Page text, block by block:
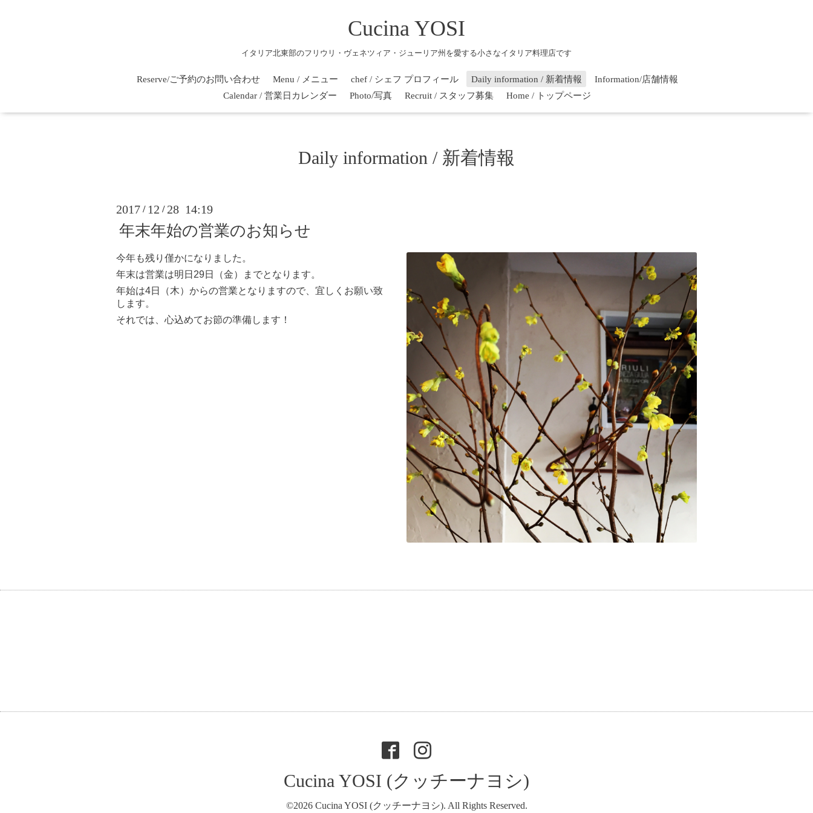
Cucina YOSI
イタリア北東部のフリウリ・ヴェネツィア・ジューリア州を愛する小さなイタリア料理店です
Reserve/ご予約のお問い合わせ Menu / メニュー chef / シェフ プロフィール Daily information / 新着情報
Information/店舗情報
Calendar / 営業日カレンダー
Photo/写真 Recruit / スタッフ募集 Home / トップページ
Daily information / 新着情報
2017 / 12 / 28 14:19
年末年始の営業のお知らせ
今年も残り僅かになりました。
年末は営業は明日29日（金）までとなります。
年始は4日（木）からの営業となりますので、宜しくお願い致
します。
それでは、心込めてお節の準備します！
Cucina YOSI (クッチーナヨシ)
©2026 Cucina YOSI (クッチーナヨシ). All Rights Reserved.